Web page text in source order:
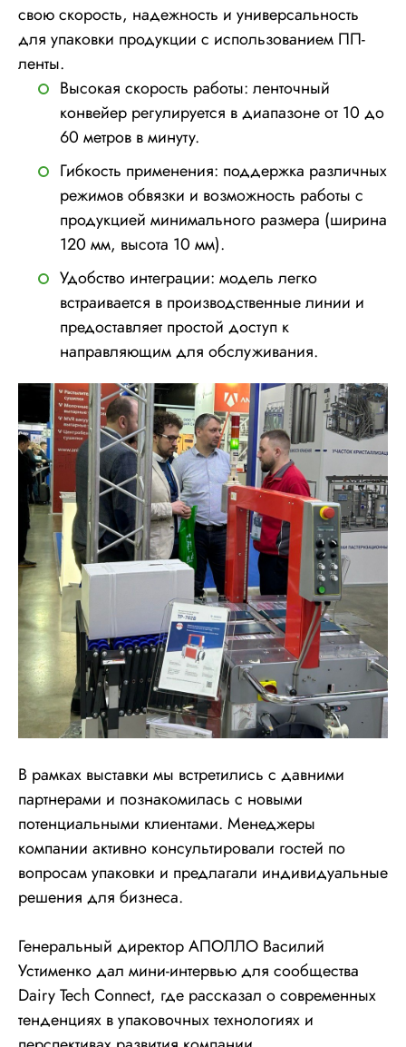
свою скорость, надежность и универсальность
для упаковки продукции с использованием ПП-
ленты.
Высокая скорость работы: ленточный
конвейер регулируется в диапазоне от 10 до
60 метров в минуту.
Гибкость применения: поддержка различных
режимов обвязки и возможность работы с
продукцией минимального размера (ширина
120 мм, высота 10 мм).
Удобство интеграции: модель легко
встраивается в производственные линии и
предоставляет простой доступ к
направляющим для обслуживания.
В рамках выставки мы встретились с давними
партнерами и познакомилась с новыми
потенциальными клиентами. Менеджеры
компании активно консультировали гостей по
вопросам упаковки и предлагали индивидуальные
решения для бизнеса.
Генеральный директор АПОЛЛО Василий
Устименко дал мини-интервью для сообщества
Dairy Tech Connect, где рассказал о современных
тенденциях в упаковочных технологиях и